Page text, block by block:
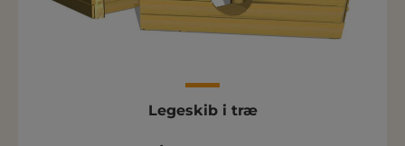
Legeskib i træ